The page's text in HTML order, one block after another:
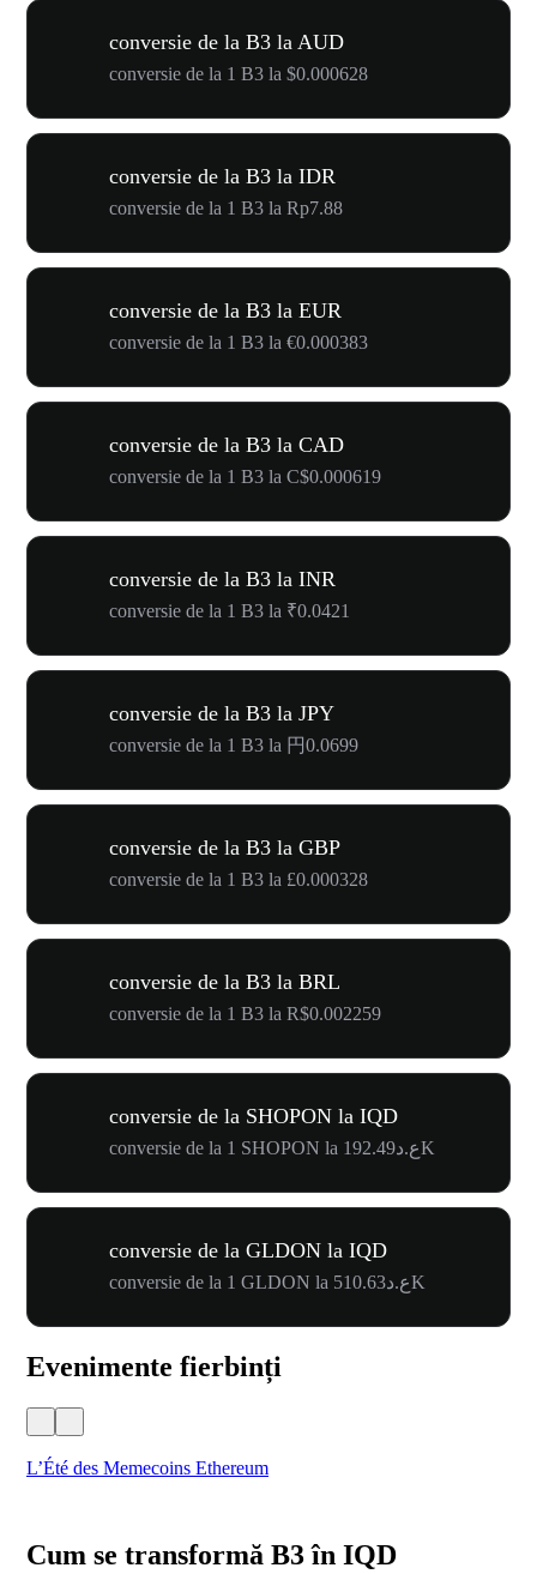
conversie de la B3 la AUD
conversie de la 1 B3 la $0.000628
conversie de la B3 la IDR
conversie de la 1 B3 la Rp7.88
conversie de la B3 la EUR
conversie de la 1 B3 la €0.000383
conversie de la B3 la CAD
conversie de la 1 B3 la C$0.000619
conversie de la B3 la INR
conversie de la 1 B3 la ₹0.0421
conversie de la B3 la JPY
conversie de la 1 B3 la 円0.0699
conversie de la B3 la GBP
conversie de la 1 B3 la £0.000328
conversie de la B3 la BRL
conversie de la 1 B3 la R$0.002259
conversie de la SHOPON la IQD
conversie de la 1 SHOPON la ع.د192.49K
conversie de la GLDON la IQD
conversie de la 1 GLDON la ع.د510.63K
Evenimente fierbinți
L’Été des Memecoins Ethereum
Cum se transformă B3 în IQD